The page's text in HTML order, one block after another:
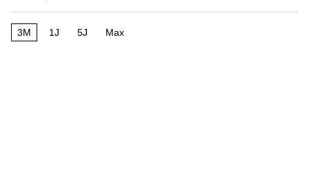
3M 1J 5J Max